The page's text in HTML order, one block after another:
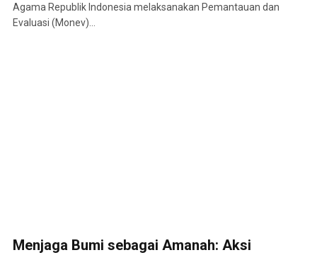
Agama Republik Indonesia melaksanakan Pemantauan dan
Evaluasi (Monev)…
Menjaga Bumi sebagai Amanah: Aksi